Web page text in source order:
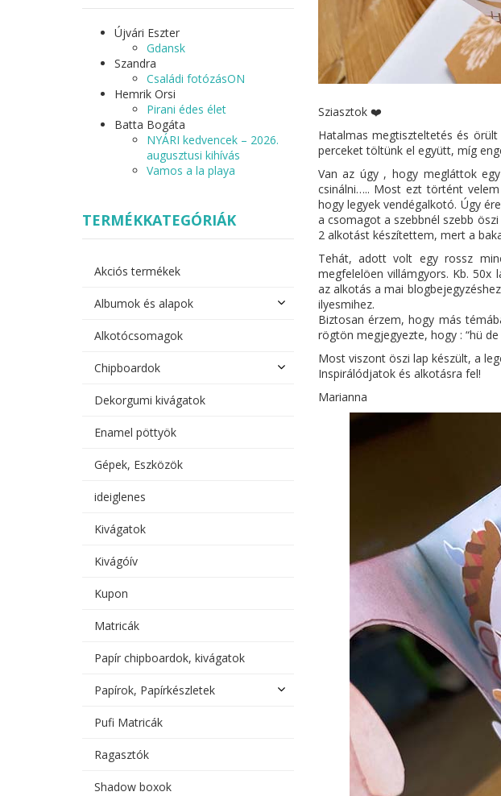
Újvári Eszter
Gdansk
Szandra
Családi fotózásON
Hemrik Orsi
Pirani édes élet
Batta Bogáta
NYÁRI kedvencek – 2026.
augusztusi kihívás
Vamos a la playa
TERMÉKKATEGÓRIÁK
Akciós termékek
Albumok és alapok
Alkotócsomagok
Chipboardok
Dekorgumi kivágatok
Enamel pöttyök
Gépek, Eszközök
ideiglenes
Kivágatok
Kivágóív
Kupon
Matricák
Papír chipboardok, kivágatok
Papírok, Papírkészletek
Pufi Matricák
Ragasztók
Shadow boxok
Sziasztok ❤️
Hatalmas megtiszteltetés és
perceket töltünk el együtt, míg
Van az úgy , hogy megláttok
csinálni….. Most ezt történt
hogy legyek vendégalkotó. Úgy
a csomagot a szebbnél szebb
2 alkotást készítettem, mert a
Tehát, adott volt egy rossz
megfelelöen villámgyors. Kb.
az alkotás a mai
ilyesmihez.
Biztosan érzem, hogy más
rögtön megjegyezte, hogy : “hü
Most viszont öszi lap készült, a
Inspirálódjatok és alkotásra fel!
Marianna